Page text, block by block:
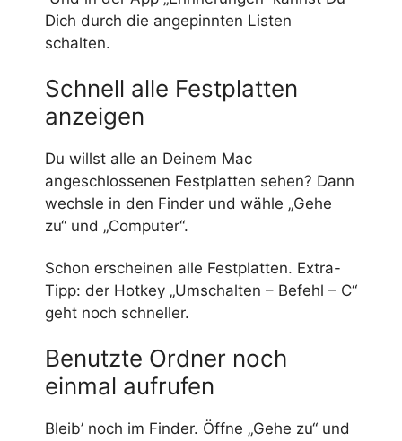
Dich durch die angepinnten Listen
schalten.
Schnell alle Festplatten
anzeigen
Du willst alle an Deinem Mac
angeschlossenen Festplatten sehen? Dann
wechsle in den Finder und wähle „Gehe
zu“ und „Computer“.
Schon erscheinen alle Festplatten. Extra-
Tipp: der Hotkey „Umschalten – Befehl – C“
geht noch schneller.
Benutzte Ordner noch
einmal aufrufen
Bleib’ noch im Finder. Öffne „Gehe zu“ und